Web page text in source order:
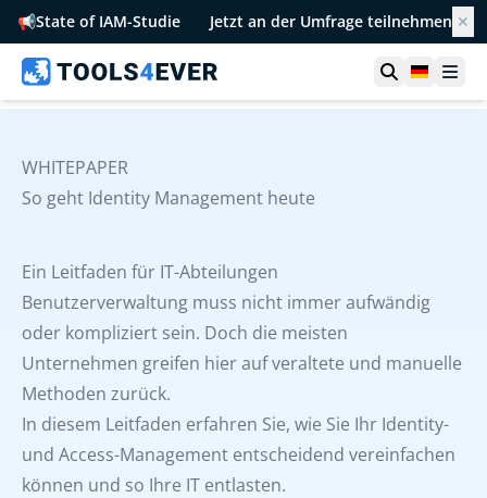
📢State of IAM-Studie Jetzt an der Umfrage teilnehmen ✕
Suche
WHITEPAPER
So geht Identity Management heute
Ein Leitfaden für IT-Abteilungen
Benutzerverwaltung muss nicht immer aufwändig
oder kompliziert sein. Doch die meisten
Unternehmen greifen hier auf veraltete und manuelle
Methoden zurück.
In diesem Leitfaden erfahren Sie, wie Sie Ihr Identity-
und Access-Management entscheidend vereinfachen
können und so Ihre IT entlasten.